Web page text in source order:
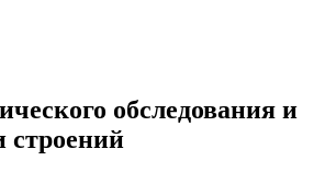
обследования и
строений